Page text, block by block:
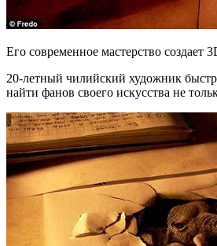
Его современное мастерство
20-летный чилийский художник
найти фанов своего искусства не